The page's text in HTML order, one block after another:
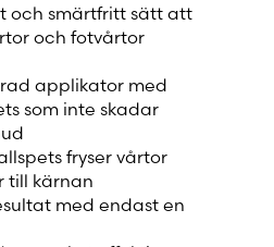
och smärtfritt sätt att
och fotvårtor
applikator med
som inte skadar
fryser vårtor
till kärnan
med endast en